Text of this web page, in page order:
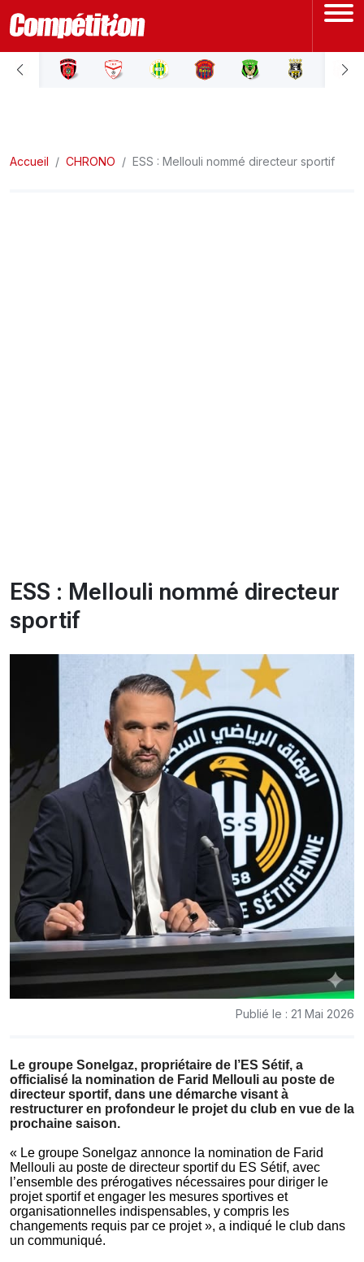
ACCUEIL
LIGUE 2
Accueil CHRONO ESS : Mellouli nommé directeur sportif
ESS : Mellouli nommé directeur
sportif
Publié le : 21 Mai 2026
Le groupe Sonelgaz, propriétaire de l’ES Sétif, a
officialisé la nomination de Farid Mellouli au poste de
directeur sportif, dans une démarche visant à
restructurer en profondeur le projet du club en vue de la
prochaine saison.
« Le groupe Sonelgaz annonce la nomination de Farid
Mellouli au poste de directeur sportif du ES Sétif, avec
l’ensemble des prérogatives nécessaires pour diriger le
projet sportif et engager les mesures sportives et
organisationnelles indispensables, y compris les
changements requis par ce projet », a indiqué le club dans
un communiqué.